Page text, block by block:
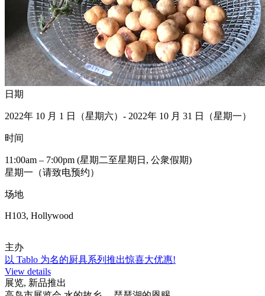
日期
2022年 10 月 1 日（星期六）- 2022年 10 月 31 日（星期一）
时间
11:00am – 7:00pm (星期二至星期日, 公衆假期)
星期一（请致电预约）
场地
H103, Hollywood
主办
以 Tablo 为名的厨具系列推出惊喜大优惠!
View details
展览, 新品推出